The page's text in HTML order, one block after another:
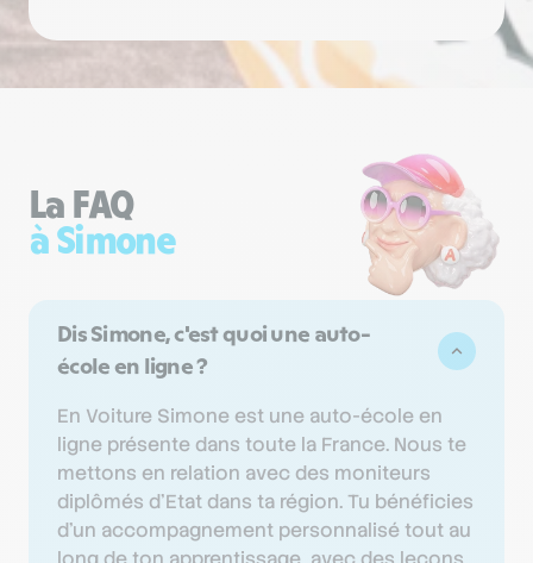
La FAQ
à Simone
Dis Simone, c'est quoi une auto-
école en ligne ?
En Voiture Simone est une auto-école en
ligne présente dans toute la France. Nous te
mettons en relation avec des moniteurs
diplômés d’Etat dans ta région. Tu bénéficies
d'un accompagnement personnalisé tout au